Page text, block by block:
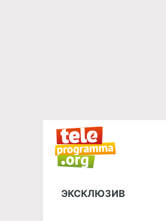
ЭКСКЛЮЗИВ